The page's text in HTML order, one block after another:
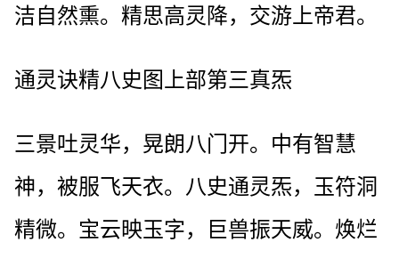
洁自然熏。精思高灵降，交游上帝君。
通灵诀精八史图上部第三真炁
三景吐灵华，晃朗八门开。中有智慧
神，被服飞天衣。八史通灵炁，玉符洞
精微。宝云映玉字，巨兽振天威。焕烂